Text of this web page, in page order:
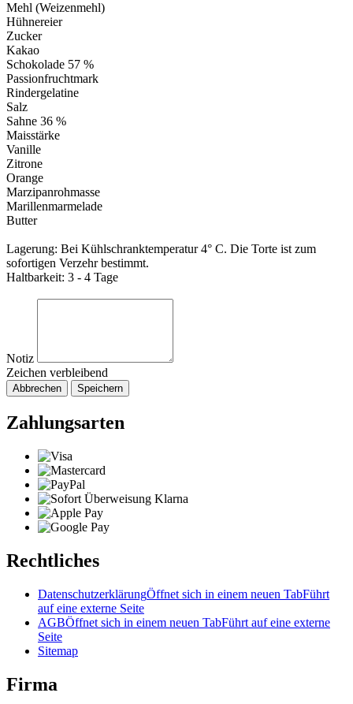
Mehl (Weizenmehl)
Hühnereier
Zucker
Kakao
Schokolade 57 %
Passionfruchtmark
Rindergelatine
Salz
Sahne 36 %
Maisstärke
Vanille
Zitrone
Orange
Marzipanrohmasse
Marillenmarmelade
Butter
Lagerung: Bei Kühlschranktemperatur 4° C. Die Torte ist zum
sofortigen Verzehr bestimmt.
Haltbarkeit: 3 - 4 Tage
Notiz
Zeichen verbleibend
Abbrechen Speichern
Zahlungsarten
Rechtliches
DatenschutzerklärungÖffnet sich in einem neuen TabFührt
auf eine externe Seite
AGBÖffnet sich in einem neuen TabFührt auf eine externe
Seite
Sitemap
Firma